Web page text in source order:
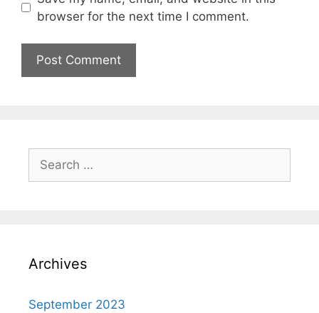
browser for the next time I comment.
Archives
September 2023